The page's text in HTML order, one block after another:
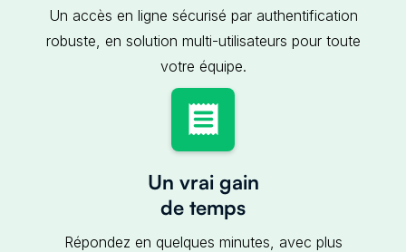
Un accès en ligne sécurisé par authentification
robuste, en solution multi-utilisateurs pour toute
votre équipe.
Un vrai gain
de temps
Répondez en quelques minutes, avec plus